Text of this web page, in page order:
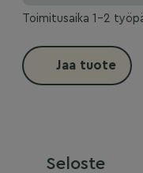
Toimitusaika 1-2
Jaa tuote
Seloste